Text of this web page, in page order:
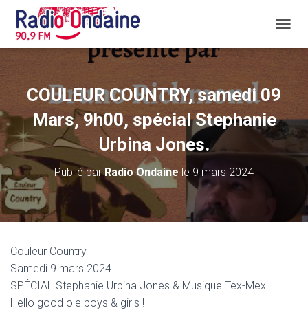
É
E
L
A
COULEUR COUNTRY, samedi 09
Mars, 9h00, spécial Stephanie
Urbina Jones.
Publié parRadio Ondaine le 9 mars 2024
Couleur Country
Samedi 9 mars 2024
SPÉCIAL Stephanie Urbina Jones & Musique Tex-Mex
Hello good ole boys & girls !